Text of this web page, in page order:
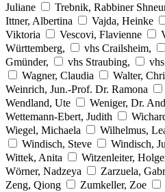
Juliane
Trebnik, Rabbiner
Ittner, Albertina
Vajda, Heinke
Viktoria
Vescovi, Flavienne
Württemberg,
vhs Crailsheim,
Gmünder,
vhs Straubing,
Wagner, Claudia
Walter,
Weinrich, Jun.-Prof. Dr. Ramona
Wendland, Ute
Weniger, Dr.
Wettemann-Ebert, Judith
Wiegel, Michaela
Wilhelmus,
Windisch, Steve
Windisch,
Wittek, Anita
Witzenleiter,
Wörner, Nadzeya
Zarzuela,
Zeng, Qiong
Zumkeller, Zoe